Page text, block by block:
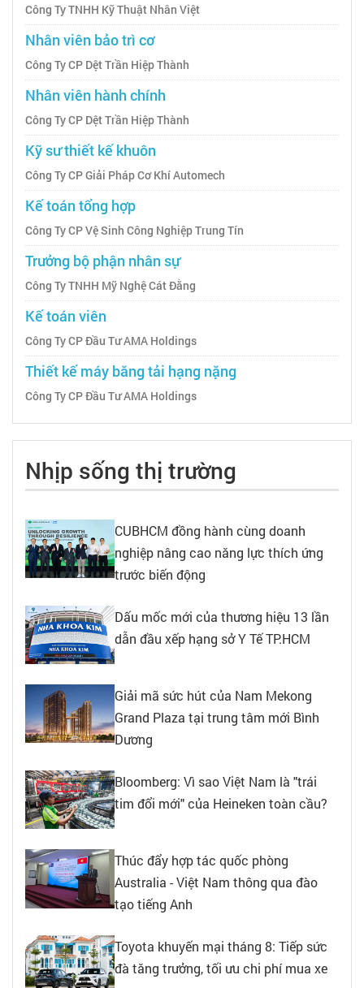
Công Ty TNHH Kỹ Thuật Nhân Việt
Nhân viên bảo trì cơ
Công Ty CP Dệt Trần Hiệp Thành
Nhân viên hành chính
Công Ty CP Dệt Trần Hiệp Thành
Kỹ sư thiết kế khuôn
Công Ty CP Giải Pháp Cơ Khí Automech
Kế toán tổng hợp
Công Ty CP Vệ Sinh Công Nghiệp Trung Tín
Trưởng bộ phận nhân sự
Công Ty TNHH Mỹ Nghệ Cát Đằng
Kế toán viên
Công Ty CP Đầu Tư AMA Holdings
Thiết kế máy băng tải hạng nặng
Công Ty CP Đầu Tư AMA Holdings
Nhịp sống thị trường
CUBHCM đồng hành cùng doanh
nghiệp nâng cao năng lực thích ứng
trước biến động
Dấu mốc mới của thương hiệu 13 lần
dẫn đầu xếp hạng sở Y Tế TP.HCM
Giải mã sức hút của Nam Mekong
Grand Plaza tại trung tâm mới Bình
Dương
Bloomberg: Vì sao Việt Nam là "trái
tim đổi mới" của Heineken toàn cầu?
Thúc đẩy hợp tác quốc phòng
Australia - Việt Nam thông qua đào
tạo tiếng Anh
Toyota khuyến mại tháng 8: Tiếp sức
đà tăng trưởng, tối ưu chi phí mua xe